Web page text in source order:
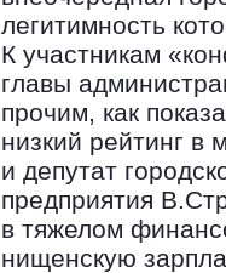
легитимность
К участникам
главы
прочим, как
низкий рейтинг в
и депутат
предприятия
в тяжелом
нищенскую